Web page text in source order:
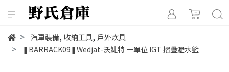
汽車裝備, 收納工具, 戶外炊具
❚BARRACK09❚Wedjat-沃婕特 一單位 IGT 摺疊瀝水籃